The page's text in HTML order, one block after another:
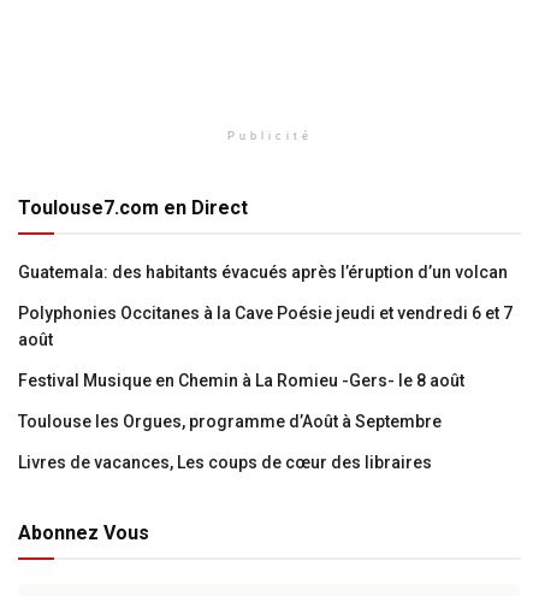
Publicité
Toulouse7.com en Direct
Guatemala: des habitants évacués après l’éruption d’un volcan
Polyphonies Occitanes à la Cave Poésie jeudi et vendredi 6 et 7
août
Festival Musique en Chemin à La Romieu -Gers- le 8 août
Toulouse les Orgues, programme d’Août à Septembre
Livres de vacances, Les coups de cœur des libraires
Abonnez Vous